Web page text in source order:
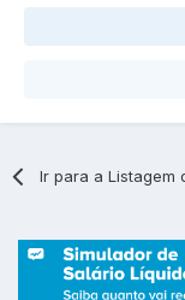
Ir para a Listagem